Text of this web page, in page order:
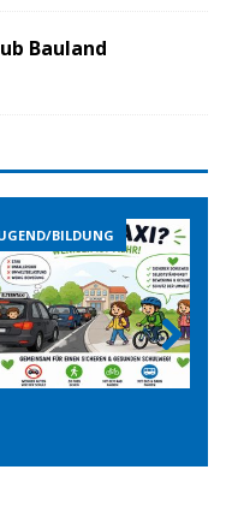
Bauland
BILDUNG
Nex
t